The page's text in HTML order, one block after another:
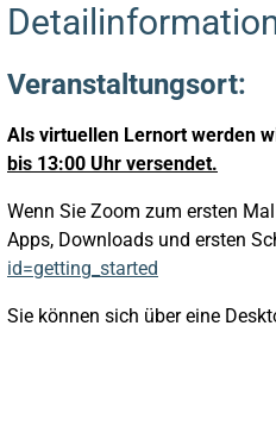
Veranstaltungsort:
Als virtuellen Lernort werden
bis 13:00 Uhr versendet.
Wenn Sie Zoom zum ersten
Apps, Downloads und ersten
id=getting_started
Sie können sich über eine